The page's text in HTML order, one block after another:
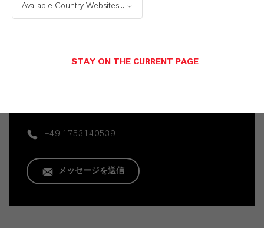
+49 1753140539
メッセージを送信
Available Country Websites...
STAY ON THE CURRENT PAGE